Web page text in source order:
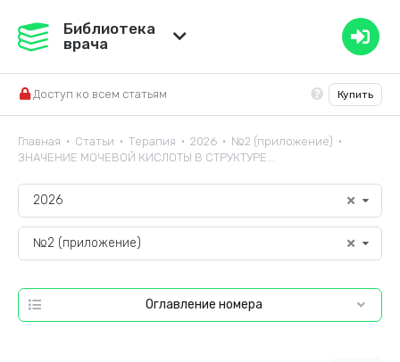
Медвестник
Справочник ЛС
Библиотека
врача
Доступ ко всем статьям Купить
Главная • Статьи • Терапия • 2026 • №2 (приложение) •
ЗНАЧЕНИЕ МОЧЕВОЙ КИСЛОТЫ В СТРУКТУРЕ...
2026
№2 (приложение)
Оглавление номера